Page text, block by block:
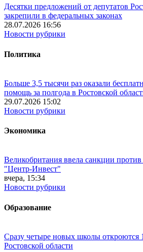
Десятки предложений от депутатов
закрепили в федеральных законах
28.07.2026 16:56
Новости рубрики
Политика
Больше 3,5 тысячи раз оказали
помощь за полгода в Ростовской
29.07.2026 15:02
Новости рубрики
Экономика
Великобритания ввела санкции против
"Центр-Инвест"
вчера, 15:34
Новости рубрики
Образование
Сразу четыре новых школы откроются
Ростовской области